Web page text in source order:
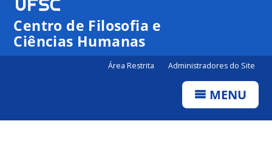
Centro de Filosofia e
Ciências Humanas
Área Restrita Administradores do Site
MENU